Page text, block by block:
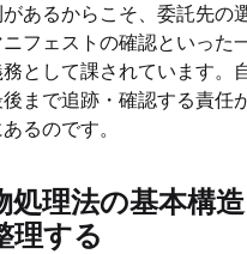
があるからこそ、委託先の
フェストの確認といった
として課されています。
まで追跡・確認する責任
るのです。
処理法の基本構
理する